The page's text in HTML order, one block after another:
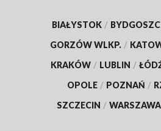
BIAŁYSTOK /
GORZÓW WLKP. /
KRAKÓW / LUBLIN /
OPOLE / POZNAŃ /
SZCZECIN / WARSZAWA